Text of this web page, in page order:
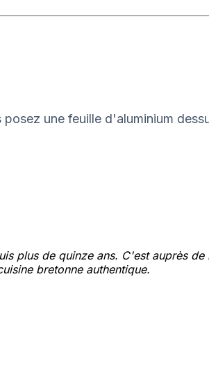
une feuille d'aluminium
plus de quinze ans. C'est auprès
bretonne authentique.